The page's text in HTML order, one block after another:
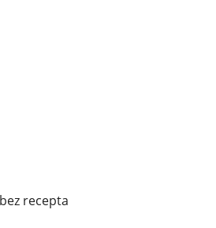
recepta